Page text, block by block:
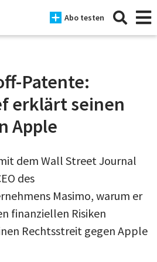
Abo testen
Patente:
erklärt seinen
Apple
dem Wall Street Journal
des
Masimo, warum er
finanziellen Risiken
Rechtsstreit gegen Apple